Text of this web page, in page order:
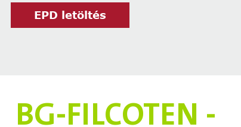
EPD letöltés
BG-FILCOTEN -